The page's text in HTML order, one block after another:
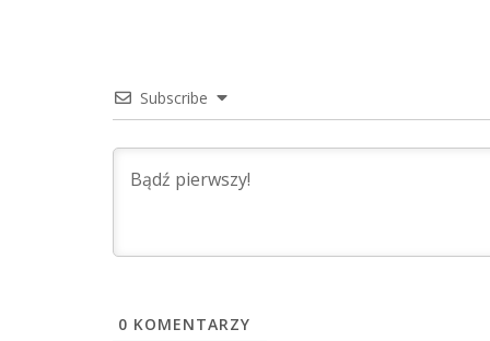
Subscribe
0 KOMENTARZY